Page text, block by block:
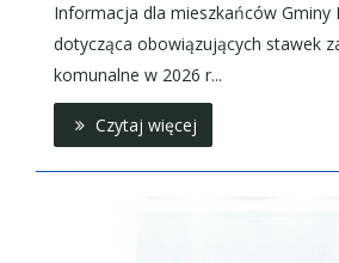
Informacja dla mieszkańców Gminy
dotycząca obowiązujących stawek
komunalne w 2026 r...
Czytaj więcej